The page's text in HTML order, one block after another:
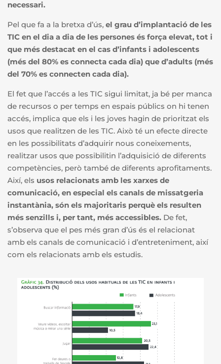
necessari.
Pel que fa a la bretxa d’ús, el grau d’implantació de les
TIC en el dia a dia de les persones és força elevat, tot i
que més destacat en el cas d’infants i adolescents
(més del 80% es connecta cada dia) que d’adults (més
del 70% es connecten cada dia).
El fet que l’accés a les TIC sigui limitat, ja bé per manca
de recursos o per temps en espais públics on hi tenen
accés, implica que els i les joves hagin de prioritzat els
usos que realitzen de les TIC. Això té un efecte directe
en les possibilitats d’adquirir nous coneixements,
realitzar usos que possibilitin l’adquisició de diferents
competències, però també de diferents aprofitaments.
Així, els usos relacionats amb les xarxes de
comunicació, en especial els canals de missatgeria
instantània, són els majoritaris perquè els resulten
més senzills i, per tant, més accessibles. De fet,
s’observa que el pes més gran d’ús és el relacionat
amb els canals de comunicació i d’entreteniment, així
com els relacionats amb els estudis.